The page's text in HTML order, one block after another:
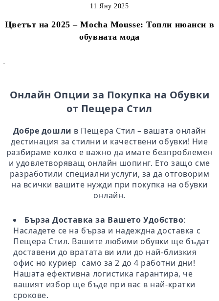
Цветът на 2025 – Mocha Mousse: Топли нюанси в
обувната мода
11 Яну 2025
-
Онлайн Опции за Покупка на Обувки
от Пещера Стил
Добре дошли в Пещера Стил – вашата онлайн
дестинация за стилни и качествени обувки! Ние
разбираме колко е важно да имате безпроблемен
и удовлетворяващ онлайн шопинг. Ето защо сме
разработили специални услуги, за да отговорим
на всички вашите нужди при покупка на обувки
онлайн.
Бърза Доставка за Вашето Удобство:
Насладете се на бърза и надеждна доставка с
Пещера Стил. Вашите любими обувки ще бъдат
доставени до вратата ви или до най-близкия
офис но куриер само за 2 до 4 работни дни!
Нашата ефективна логистика гарантира, че
вашият избор ще бъде при вас в най-кратки
срокове.